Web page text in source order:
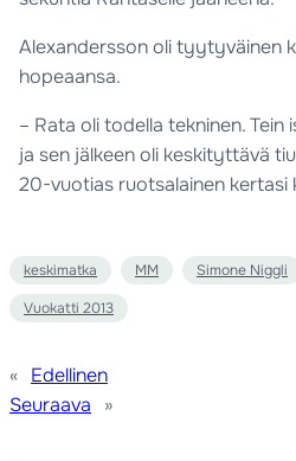
Alexandersson oli tyytyväinen
hopeaansa.
– Rata oli todella tekninen. Tein
ja sen jälkeen oli keskityttävä
20-vuotias ruotsalainen kertasi
keskimatka MM Simone Niggli
Vuokatti 2013
« Edellinen
Seuraava
»